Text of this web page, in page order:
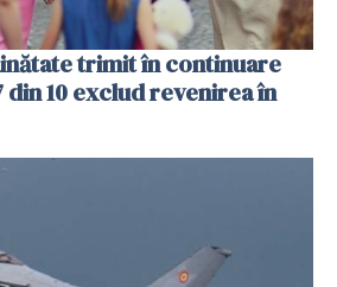
trimit în continuare
din 10 exclud revenirea în